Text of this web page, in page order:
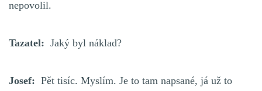
nepovolil.
Tazatel: Jaký byl náklad?
Josef: Pět tisíc. Myslím. Je to tam napsané, já už to